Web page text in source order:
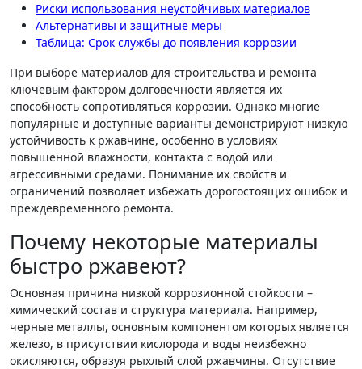
Риски использования неустойчивых материалов
Альтернативы и защитные меры
Таблица: Срок службы до появления коррозии
При выборе материалов для строительства и ремонта
ключевым фактором долговечности является их
способность сопротивляться коррозии. Однако многие
популярные и доступные варианты демонстрируют низкую
устойчивость к ржавчине, особенно в условиях
повышенной влажности, контакта с водой или
агрессивными средами. Понимание их свойств и
ограничений позволяет избежать дорогостоящих ошибок и
преждевременного ремонта.
Почему некоторые материалы
быстро ржавеют?
Основная причина низкой коррозионной стойкости –
химический состав и структура материала. Например,
черные металлы, основным компонентом которых является
железо, в присутствии кислорода и воды неизбежно
окисляются, образуя рыхлый слой ржавчины. Отсутствие